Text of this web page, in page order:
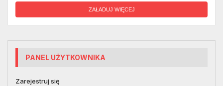
ZAŁADUJ WIĘCEJ
PANEL UŻYTKOWNIKA
Zarejestruj się